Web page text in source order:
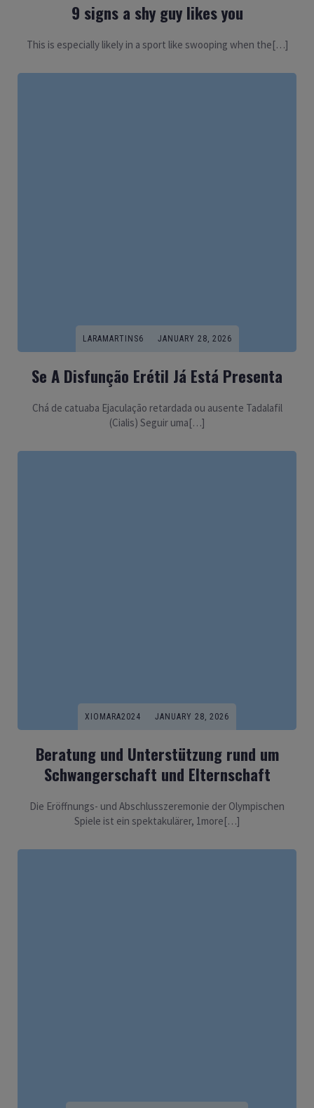
9 signs a shy guy likes you
This is especially likely in a sport like swooping when the[…]
LARAMARTINS6 JANUARY 28, 2026
Se A Disfunção Erétil Já Está Presenta
Chá de catuaba Ejaculação retardada ou ausente Tadalafil
(Cialis) Seguir uma[…]
XIOMARA2024 JANUARY 28, 2026
Beratung und Unterstützung rund um
Schwangerschaft und Elternschaft
Die Eröffnungs- und Abschlusszeremonie der Olympischen
Spiele ist ein spektakulärer, 1more[…]